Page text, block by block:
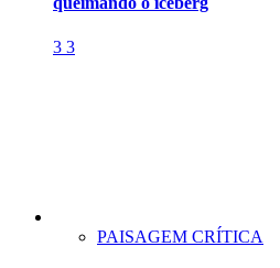
3 3
PAISAGEM CRÍTICA